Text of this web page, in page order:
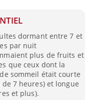
dormant entre 7 et
par nuit
plus de fruits et
que ceux dont la
sommeil était courte
de 7 heures) et longue
et plus).